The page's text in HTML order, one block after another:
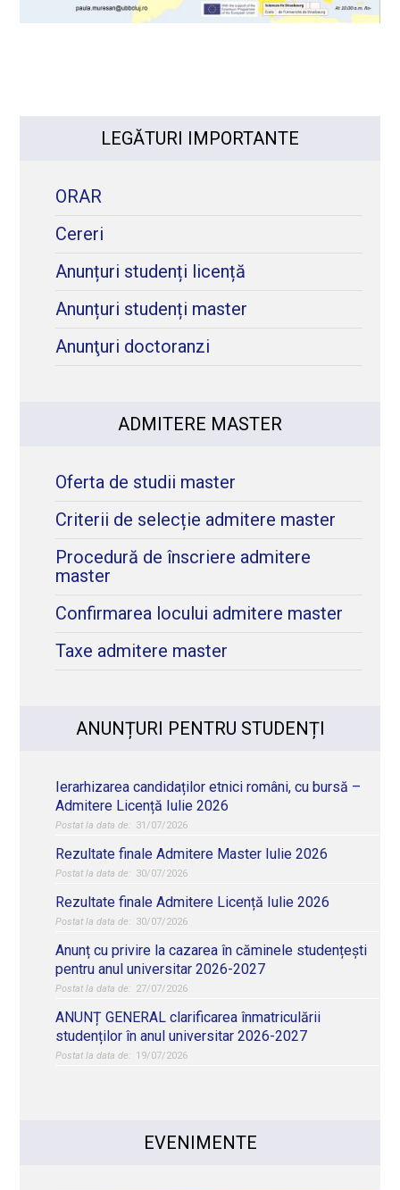
LEGĂTURI IMPORTANTE
ORAR
Cereri
Anunțuri studenți licență
Anunțuri studenți master
Anunţuri doctoranzi
ADMITERE MASTER
Oferta de studii master
Criterii de selecție admitere master
Procedură de înscriere admitere
master
Confirmarea locului admitere master
Taxe admitere master
ANUNȚURI PENTRU STUDENȚI
Ierarhizarea candidaților etnici români, cu bursă –
Admitere Licență Iulie 2026
31/07/2026
Rezultate finale Admitere Master Iulie 2026
30/07/2026
Rezultate finale Admitere Licență Iulie 2026
30/07/2026
Anunț cu privire la cazarea în căminele studențești
pentru anul universitar 2026-2027
27/07/2026
ANUNȚ GENERAL clarificarea înmatriculării
studenților în anul universitar 2026-2027
19/07/2026
EVENIMENTE